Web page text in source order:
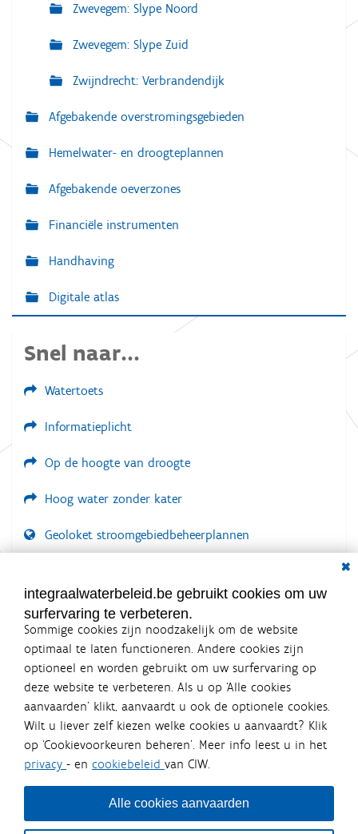
Zwevegem: Slype Noord
Zwevegem: Slype Zuid
Zwijndrecht: Verbrandendijk
Afgebakende overstromingsgebieden
Hemelwater- en droogteplannen
Afgebakende oeverzones
Financiële instrumenten
Handhaving
Digitale atlas
Snel naar...
Watertoets
Informatieplicht
Op de hoogte van droogte
Hoog water zonder kater
Geoloket stroomgebiedbeheerplannen
LOGIN VEREIST
integraalwaterbeleid.be gebruikt cookies om uw
surfervaring te verbeteren.
Sommige cookies zijn noodzakelijk om de website
optimaal te laten functioneren. Andere cookies zijn
optioneel en worden gebruikt om uw surfervaring op
deze website te verbeteren. Als u op ‘Alle cookies
aanvaarden’ klikt, aanvaardt u ook de optionele cookies.
Wilt u liever zelf kiezen welke cookies u aanvaardt? Klik
op ‘Cookievoorkeuren beheren’. Meer info leest u in het
privacy - en cookiebeleid van CIW.
Alle cookies aanvaarden
Integraalwaterbeleid.be is een
officiële website van de Vlaamse
overheid
uitgegeven door Coördinatiecommissie Integraal
Waterbeleid
De Coördinatiecommissie Integraal Waterbeleid (CIW) is een
bestuursniveaus die bij het waterbeleid betrokken zijn. Ook
waterbedrijven nemen deel aan het overleg. Deze
samenwerking zorgt voor een gecoördineerde en